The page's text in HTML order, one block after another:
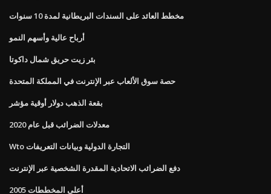
مخطط العائد على السندات البريطانية لمدة 10 سنوات
أرباح عالية وأسهم النمو
بئر زيت حريق شمال داكوتا
حصة سوق الألعاب عبر الإنترنت في المملكة المتحدة
بقعة الذهب دولار أوقية مؤشر
معدلات الضرائب قبل عام 2020
Wto التجارة الدولية وبيانات التعريفات
دفع الضرائب الاتحادية المقدرة الشخصية عبر الإنترنت
أعلى المخططات 2005